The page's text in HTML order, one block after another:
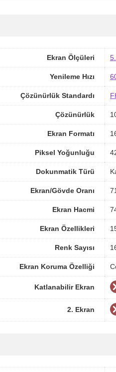
Ekran Ölçüleri
Yenileme Hızı
Çözünürlük Standardı
Çözünürlük
Ekran Formatı
Piksel Yoğunluğu
Dokunmatik Türü
Ekran/Gövde Oranı
Ekran Hacmi
Ekran Özellikleri
Renk Sayısı
Ekran Koruma Özelliği
Katlanabilir Ekran
2. Ekran